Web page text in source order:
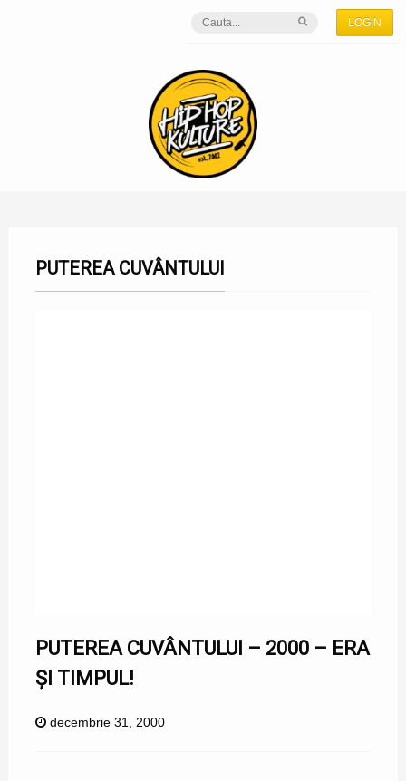
LOGIN
PUTEREA CUVÂNTULUI
PUTEREA CUVÂNTULUI – 2000 – ERA
ȘI TIMPUL!
decembrie 31, 2000